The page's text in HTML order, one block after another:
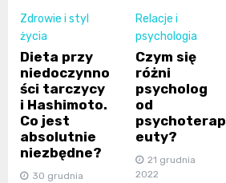
Zdrowie i styl
życia
Dieta przy
niedoczynno
ści tarczycy
i Hashimoto.
Co jest
absolutnie
niezbędne?
30 grudnia
Relacje i
psychologia
Czym się
różni
psycholog
od
psychoterap
euty?
21 grudnia
2022